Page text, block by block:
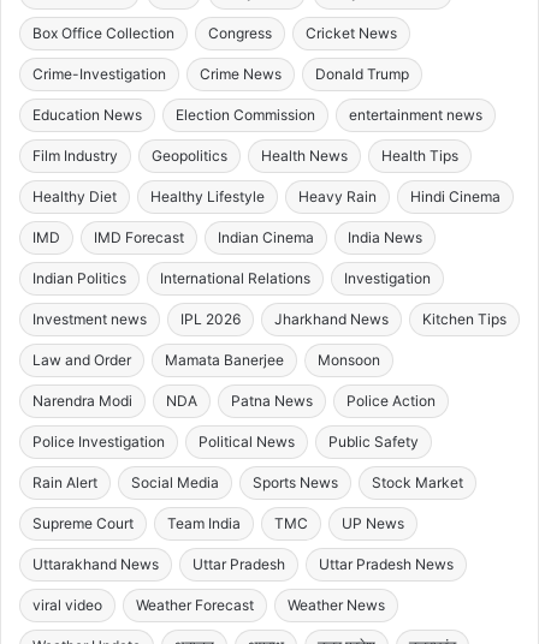
Box Office Collection Congress Cricket News
Crime-Investigation Crime News Donald Trump
Education News Election Commission entertainment news
Film Industry Geopolitics Health News Health Tips
Healthy Diet Healthy Lifestyle Heavy Rain Hindi Cinema
IMD IMD Forecast Indian Cinema India News
Indian Politics International Relations Investigation
Investment news IPL 2026 Jharkhand News Kitchen Tips
Law and Order Mamata Banerjee Monsoon
Narendra Modi NDA Patna News Police Action
Police Investigation Political News Public Safety
Rain Alert Social Media Sports News Stock Market
Supreme Court Team India TMC UP News
Uttarakhand News Uttar Pradesh Uttar Pradesh News
viral video Weather Forecast Weather News